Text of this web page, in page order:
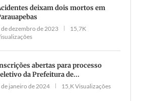
deixam dois mortos em
de dezembro de 2023
15,7K
abertas para processo
da Prefeitura de...
de janeiro de 2024 15,K Visualizações